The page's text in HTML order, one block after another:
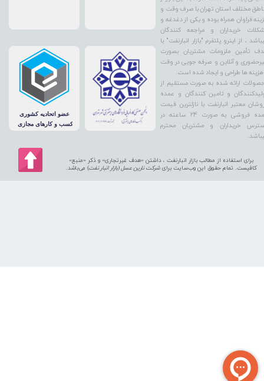
مختلف استان تهران با صرف وقت و
فراوان همراه بوده و یکی از دغدغه و
خریداران و مراجعه کنندگان
، از اینرو پلتفرم "بازار انبارنفت" با
تأمین ملزومات مشتریان بصورت
و آنلاین و صرفه جویی در وقت
ها طراحی و ایجاد شده است.
ارائه شده به صورت مستقیم از
و تامین کنندگان و عمده
معتبر انبارنفت با نازلترین قیمت
عمده فروشی به صورت 24 ساعته در
خریداران و مشتریان محترم
برای استفاده از مطالب بازار انبارنفت ، داشتن «هدف غیرتجاری» و ذکر «منبع»
کافیست. تمام حقوق اين وب‌سايت برای شرکت نارین عسل (بازار انبار نفت) می‌باشد.